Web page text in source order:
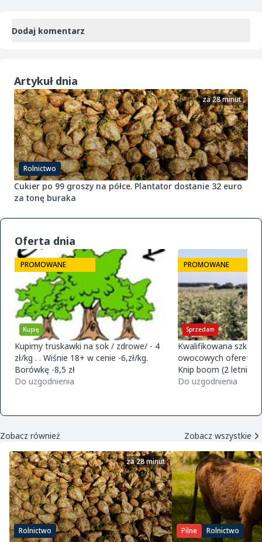
Dodaj komentarz
Artykuł dnia
Rolnictwo
za 28 minut
Cukier po 99 groszy na półce. Plantator dostanie 32 euro
za tonę buraka
Oferta dnia
PROMOWANE
truskawki na sok / zdrowe/ - 4
18+ w cenie -6,zł/kg.
-8,5 zł
uzgodnienia
Sprzedam
PROMOWANE
Kwalifikowana szkółka
owocowych ofereta na
Knip boom (2 letnie) -
golden m9 -jeronimo m9/
Do uzgodnienia
Zobacz również Zobacz wszystkie
Rolnictwo
za 28 minut
Pilne Rolnictwo